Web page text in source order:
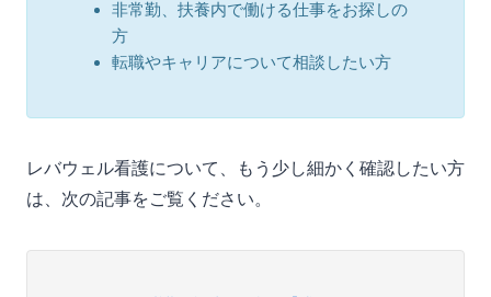
非常勤、扶養内で働ける仕事をお探しの
方
転職やキャリアについて相談したい方
レバウェル看護について、もう少し細かく確認したい方
は、次の記事をご覧ください。